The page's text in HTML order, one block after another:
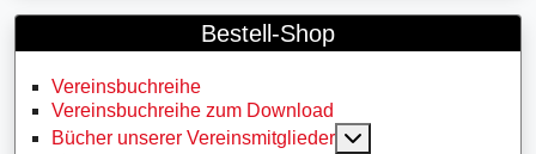
Bestell-Shop
Vereinsbuchreihe
Vereinsbuchreihe zum Download
Bücher unserer Vereinsmitglieder